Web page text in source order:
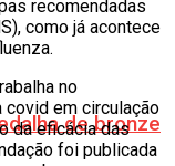
de bronze
recomendadas
como já acontece
no
em circulação
da eficácia das
foi publicada